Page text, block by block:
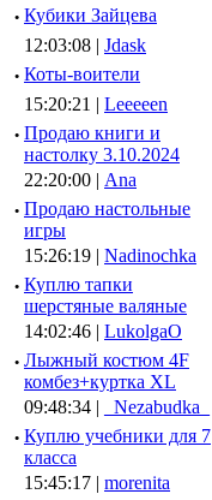
· Кубики Зайцева
12:03:08 | Jdask
· Коты-воители
15:20:21 | Leeeeen
· Продаю книги и
настолку 3.10.2024
22:20:00 | Ana
· Продаю настольные
игры
15:26:19 | Nadinochka
· Куплю тапки
шерстяные валяные
14:02:46 | LukolgaO
· Лыжный костюм 4F
комбез+куртка XL
09:48:34 |
_Nezabudka_
· Куплю учебники для 7
класса
15:45:17 | morenita